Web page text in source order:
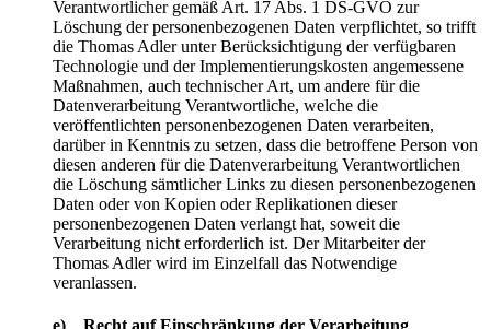
Verantwortlicher gemäß Art. 17 Abs. 1 DS-GVO zur
Löschung der personenbezogenen Daten verpflichtet, so trifft
die Thomas Adler unter Berücksichtigung der verfügbaren
Technologie und der Implementierungskosten angemessene
Maßnahmen, auch technischer Art, um andere für die
Datenverarbeitung Verantwortliche, welche die
veröffentlichten personenbezogenen Daten verarbeiten,
darüber in Kenntnis zu setzen, dass die betroffene Person von
diesen anderen für die Datenverarbeitung Verantwortlichen
die Löschung sämtlicher Links zu diesen personenbezogenen
Daten oder von Kopien oder Replikationen dieser
personenbezogenen Daten verlangt hat, soweit die
Verarbeitung nicht erforderlich ist. Der Mitarbeiter der
Thomas Adler wird im Einzelfall das Notwendige
veranlassen.
e) Recht auf Einschränkung der Verarbeitung